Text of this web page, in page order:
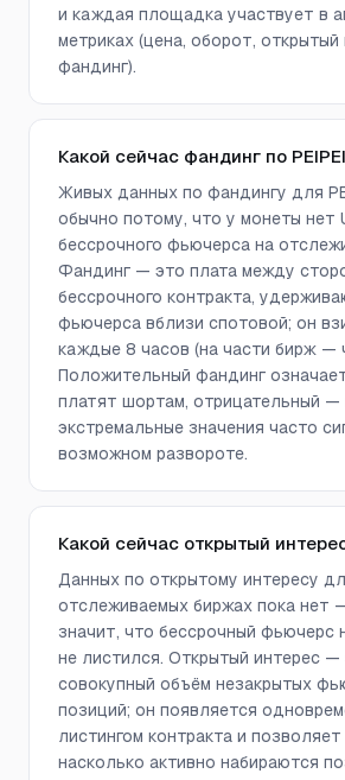
и каждая площадка участвует в
метриках (цена, оборот, открытый
фандинг).
Какой сейчас фандинг по
Живых данных по фандингу для
обычно потому, что у монеты нет
бессрочного фьючерса на
Фандинг — это плата между
бессрочного контракта,
фьючерса вблизи спотовой; он
каждые 8 часов (на части бирж —
Положительный фандинг
платят шортам, отрицательный —
экстремальные значения часто
возможном развороте.
Какой сейчас открытый
Данных по открытому интересу
отслеживаемых биржах пока нет
значит, что бессрочный фьючерс
не листился. Открытый интерес —
совокупный объём незакрытых
позиций; он появляется
листингом контракта и
насколько активно набираются